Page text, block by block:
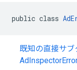
public class
既知の直接サブ